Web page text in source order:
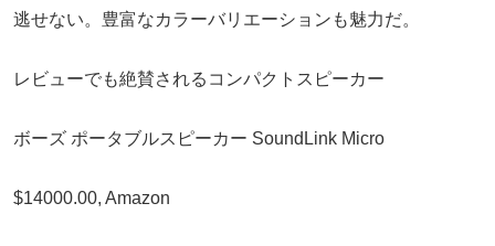
逃せない。豊富なカラーバリエーションも魅力だ。
レビューでも絶賛されるコンパクトスピーカー
ボーズ ポータブルスピーカー SoundLink Micro
$14000.00, Amazon